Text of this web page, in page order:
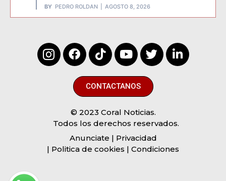
BY PEDRO ROLDAN AGOSTO 8, 2026
CONTACTANOS
© 2023 Coral Noticias.
Todos los derechos reservados.
Anunciate | Privacidad
| Politica de cookies | Condiciones